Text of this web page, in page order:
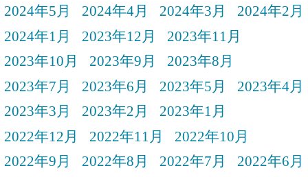
2024年5月
2024年4月 2024年3月
2024年2月
2024年1月
2023年12月
2023年11月
2023年10月
2023年9月
2023年8月
2023年7月
2023年6月 2023年5月
2023年4月
2023年3月
2023年2月
2023年1月
2022年12月
2022年11月
2022年10月
2022年9月
2022年8月 2022年7月
2022年6月